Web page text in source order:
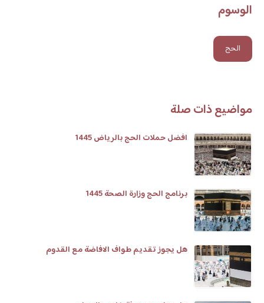
الوسوم
الحج
مواضيع ذات صلة
افضل حملات الحج بالرياض 1445
برنامج الحج وزارة الصحة 1445
هل يجوز تقديم طواف الافاضة مع القدوم